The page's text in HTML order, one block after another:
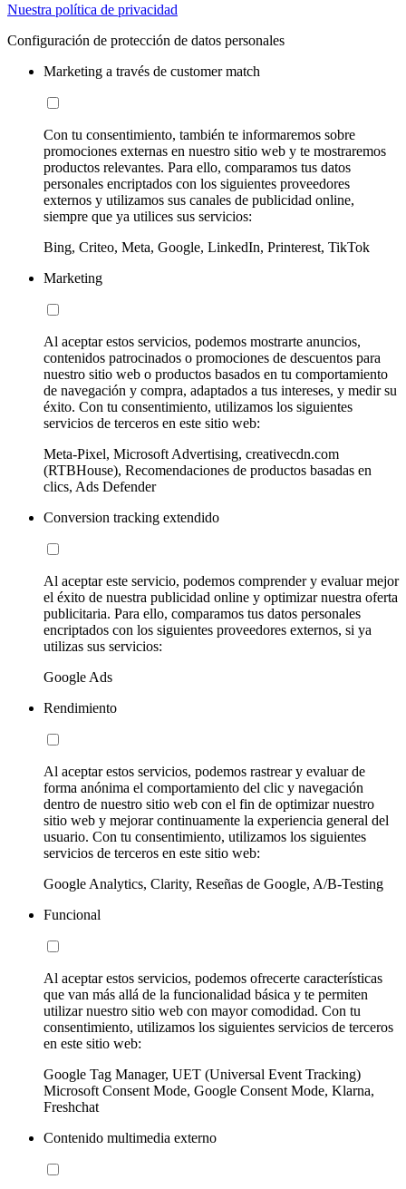
Nuestra política de privacidad
Configuración de protección de datos personales
Marketing a través de customer match
Con tu consentimiento, también te informaremos sobre
promociones externas en nuestro sitio web y te mostraremos
productos relevantes. Para ello, comparamos tus datos
personales encriptados con los siguientes proveedores
externos y utilizamos sus canales de publicidad online,
siempre que ya utilices sus servicios:
Bing, Criteo, Meta, Google, LinkedIn, Printerest, TikTok
Marketing
Al aceptar estos servicios, podemos mostrarte anuncios,
contenidos patrocinados o promociones de descuentos para
nuestro sitio web o productos basados en tu comportamiento
de navegación y compra, adaptados a tus intereses, y medir su
éxito. Con tu consentimiento, utilizamos los siguientes
servicios de terceros en este sitio web:
Meta-Pixel, Microsoft Advertising, creativecdn.com
(RTBHouse), Recomendaciones de productos basadas en
clics, Ads Defender
Conversion tracking extendido
Al aceptar este servicio, podemos comprender y evaluar mejor
el éxito de nuestra publicidad online y optimizar nuestra oferta
publicitaria. Para ello, comparamos tus datos personales
encriptados con los siguientes proveedores externos, si ya
utilizas sus servicios:
Google Ads
Rendimiento
Al aceptar estos servicios, podemos rastrear y evaluar de
forma anónima el comportamiento del clic y navegación
dentro de nuestro sitio web con el fin de optimizar nuestro
sitio web y mejorar continuamente la experiencia general del
usuario. Con tu consentimiento, utilizamos los siguientes
servicios de terceros en este sitio web:
Google Analytics, Clarity, Reseñas de Google, A/B-Testing
Funcional
Al aceptar estos servicios, podemos ofrecerte características
que van más allá de la funcionalidad básica y te permiten
utilizar nuestro sitio web con mayor comodidad. Con tu
consentimiento, utilizamos los siguientes servicios de terceros
en este sitio web:
Google Tag Manager, UET (Universal Event Tracking)
Microsoft Consent Mode, Google Consent Mode, Klarna,
Freshchat
Contenido multimedia externo